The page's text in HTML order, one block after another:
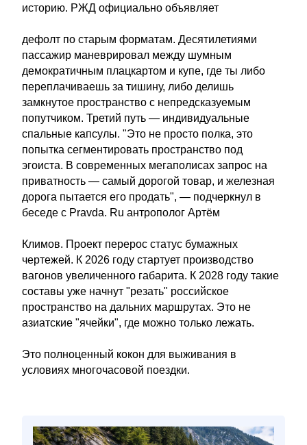
историю. РЖД официально объявляет
дефолт по старым форматам. Десятилетиями
пассажир маневрировал между шумным
демократичным плацкартом и купе, где ты либо
переплачиваешь за тишину, либо делишь
замкнутое пространство с непредсказуемым
попутчиком. Третий путь — индивидуальные
спальные капсулы. "Это не просто полка, это
попытка сегментировать пространство под
эгоиста. В современных мегаполисах запрос на
приватность — самый дорогой товар, и железная
дорога пытается его продать", — подчеркнул в
беседе с Pravda. Ru антрополог Артём
Климов. Проект перерос статус бумажных
чертежей. К 2026 году стартует производство
вагонов увеличенного габарита. К 2028 году такие
составы уже начнут "резать" российское
пространство на дальних маршрутах. Это не
азиатские "ячейки", где можно только лежать.
Это полноценный кокон для выживания в
условиях многочасовой поездки.